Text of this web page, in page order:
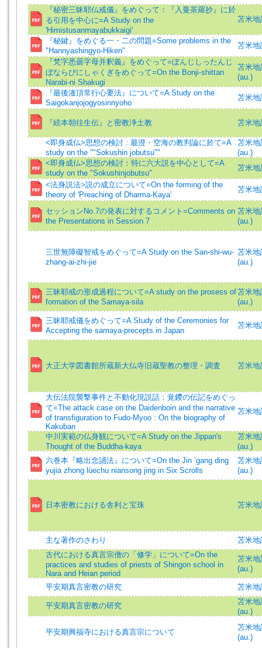
『秘密三昧耶仏戒儀』をめぐって：『入曼茶羅抄』に於
る引用を中心に=A Study on the
'Himistusanmayabukkaigi'
苫米地
『秘鍵』をめぐる一・二の問題=Some problems in the
"Hannyashingyo-Hiken"
苫米地
『梵字悉曇字母并釈義』をめぐって=ぼんじしったんじ
ぼならびにしゃくぎをめぐって=On the Bonji-shittan
Narabi-ni Shakugi
苫米
(au.)
『最後潅頂常行心要法』について=A Study on the
Saigokanjojogyosinnyoho
苫米地
『続本朝往生伝』と密教浄土教 苫米
<即身成仏>思想の検討 : 最澄・空海の教判論に於て=A
study on the ""Sokushin jobutsu""
苫米
(au.)
<即身成仏>思想の検討：特に六大説を中心として=A
study on the "Sokushinjobutsu"
苫米地
<法身説法>説の成立について=On the forming of the
theory of 'Preaching of Dharma-Kaya'
苫米地
セッションNo.7の発表に対するコメント=Comments on
the Presentations in Session 7
苫米
(au.)
三世無障礙智戒をめぐって=A Study on the San-shi-wu-
zhang-ai-zhi-jie
苫米
(au.)
三昧耶戒の形成過程について=A study on the prosess of
formation of the Samaya-sila
苫米
(au.)
三昧耶戒儀をめぐって=A Study of the Ceremonies for
Accepting the samaya-precepts in Japan
苫米地
大正大学図書館所蔵新大仏寺旧蔵聖教の整理・調査 苫米地
大伝法院襲撃事件と不動化現説話：覚鑁の伝記をめぐっ
て=The attack case on the Daidenboin and the narrative
of transfiguration to Fudo-Myoo : On the biography of
Kakuban
苫米地
中川実範の仏身観について=A Study on the Jippan's
Thought of the Buddha-kaya
苫米
(au.)
六巻本『略出念誦法』について=On the Jin ’gang ding
yujia zhong lüechu niansong jing in Six Scrolls
苫米
(au.)
日本密教における舎利と宝珠 苫米地
主な著作のさわり
苫米地
古代における真言宗僧の「修学」について=On the
practices and studies of priests of Shingon school in
Nara and Heian period
苫米
(au.)
平安期真言密教の研究 苫米地
平安期真言密教の研究
苫米
(au.)
平安期興福寺における真言宗について
苫米
(au.)